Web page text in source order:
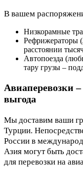
В вашем
Низкорамные
Рефрижераторы
расстоянии
Автопоезда
тару грузы –
Авиаперевозки
выгода
Мы доставим ваши
Турции.
России в
Азия могут быть
для перевозки на